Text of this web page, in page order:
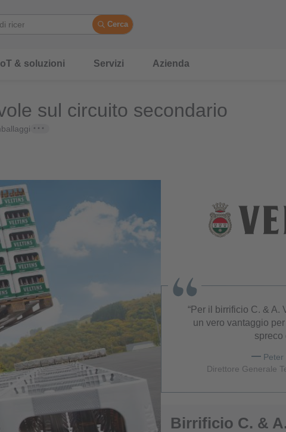
Cerca
IIoT & soluzioni Servizi Azienda
sul circuito secondario
Per il birrificio C. & A.
un vero vantaggio
spreco
Peter
Direttore Generale
Birrificio C. &